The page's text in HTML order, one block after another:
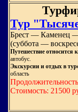
Тур
Брест — Ка­ме­нец —
(суббота —
Путешествие относится
автобус.
Экскурсии и отдых в
область
Стоимость: 21500